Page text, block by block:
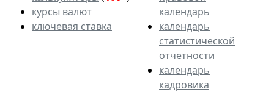
курсы валют
ключевая ставка
календарь
календарь
статистической
отчетности
календарь
кадровика